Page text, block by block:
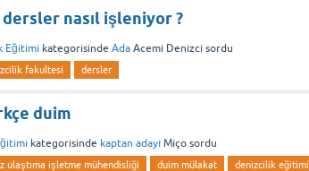
nasıl işleniyor ?
Eğitimi kategorisinde Ada Acemi Denizci sordu
fakultesi dersler
duim
kategorisinde kaptan adayı Miço sordu
ulaştıma işletme mühendisliği duim mülakat denizcilik eğitimi